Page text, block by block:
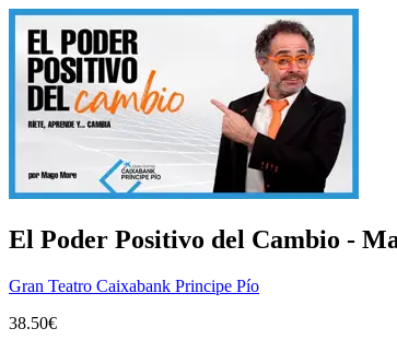
El Poder Positivo del Cambio -
Gran Teatro Caixabank Principe Pío
38.50€